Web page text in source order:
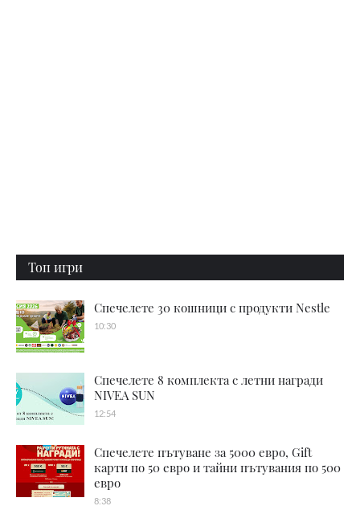
Топ игри
Спечелете 30 кошници с продукти Nestle
10:30
Спечелете 8 комплекта с летни награди
NIVEA SUN
12:54
Спечелете пътуване за 5000 евро, Gift
карти по 50 евро и тайни пътувания по 500
евро
8:38